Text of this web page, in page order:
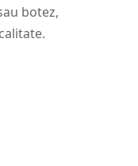
botez,